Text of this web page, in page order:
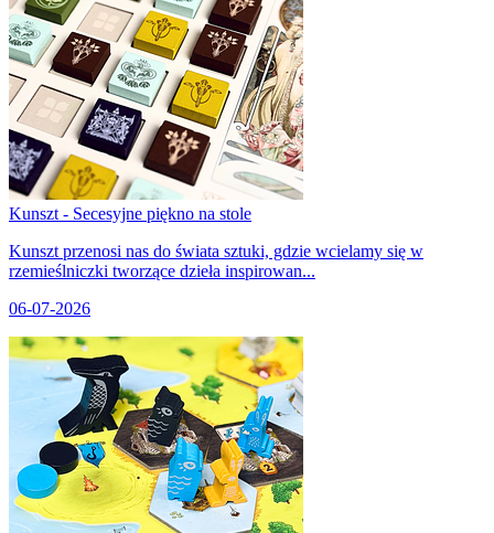
Kunszt - Secesyjne piękno na stole
Kunszt przenosi nas do świata sztuki, gdzie wcielamy się w
rzemieślniczki tworzące dzieła inspirowan...
06-07-2026